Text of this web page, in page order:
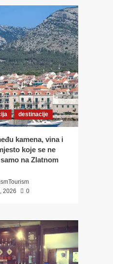
destinacije
između kamena,
i mora: mjesto
se ne otkriva samo
Zlatnom ratu
destinacije
vinari
– vino za
rođeno iz
sunca i viške
Baća nije samo
hit juga
recept za
Stonsku
sajam- Lovrečeva
8. do 10. kolovoza
tri dana
i zabave
destinacije
kamena, vina i
koje se ne
na Zlatnom
2026
0